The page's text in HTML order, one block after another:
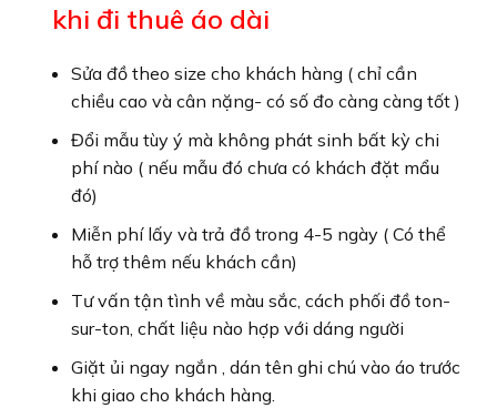
khi đi thuê áo dài
Sửa đồ theo size cho khách hàng ( chỉ cần
chiều cao và cân nặng- có số đo càng càng tốt )
Đổi mẫu tùy ý mà không phát sinh bất kỳ chi
phí nào ( nếu mẫu đó chưa có khách đặt mẩu
đó)
Miễn phí lấy và trả đồ trong 4-5 ngày ( Có thể
hỗ trợ thêm nếu khách cần)
Tư vấn tận tình về màu sắc, cách phối đồ ton-
sur-ton, chất liệu nào hợp với dáng người
Giặt ủi ngay ngắn , dán tên ghi chú vào áo trước
khi giao cho khách hàng.